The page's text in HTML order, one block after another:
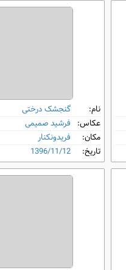
نام:
گنجشک درختی
عکاس: فرشید صمیمی
مکان:
فریدونکنار
تاریخ:
1396/11/12